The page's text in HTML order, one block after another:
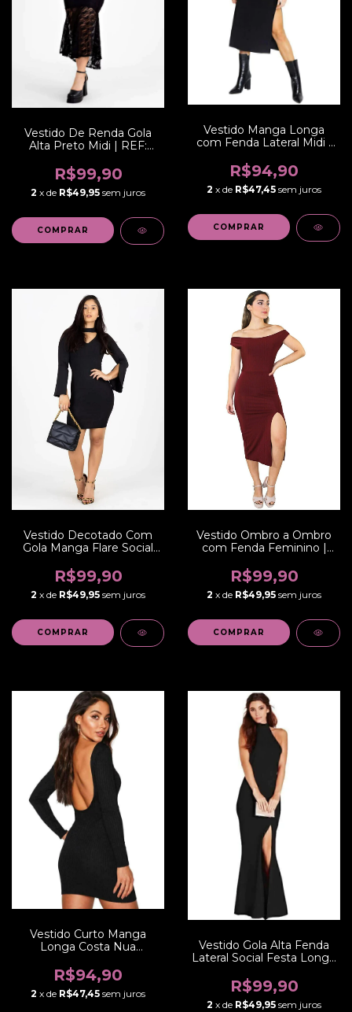
Vestido De Renda Gola
Alta Preto Midi | REF:
R$99,90
2 x de R$49,95 sem juros
COMPRAR
Vestido Manga Longa
com Fenda Lateral Midi |
R$94,90
2 x de R$47,45 sem juros
COMPRAR
Vestido Decotado Com
Gola Manga Flare Social
R$99,90
2 x de R$49,95 sem juros
COMPRAR
Vestido Ombro a Ombro
com Fenda Feminino |
R$99,90
2 x de R$49,95 sem juros
COMPRAR
Vestido Curto Manga
Longa Costa Nua
NCR0008
R$94,90
2 x de R$47,45 sem juros
Vestido Gola Alta Fenda
Lateral Social Festa Longo
R$99,90
2 x de R$49,95 sem juros